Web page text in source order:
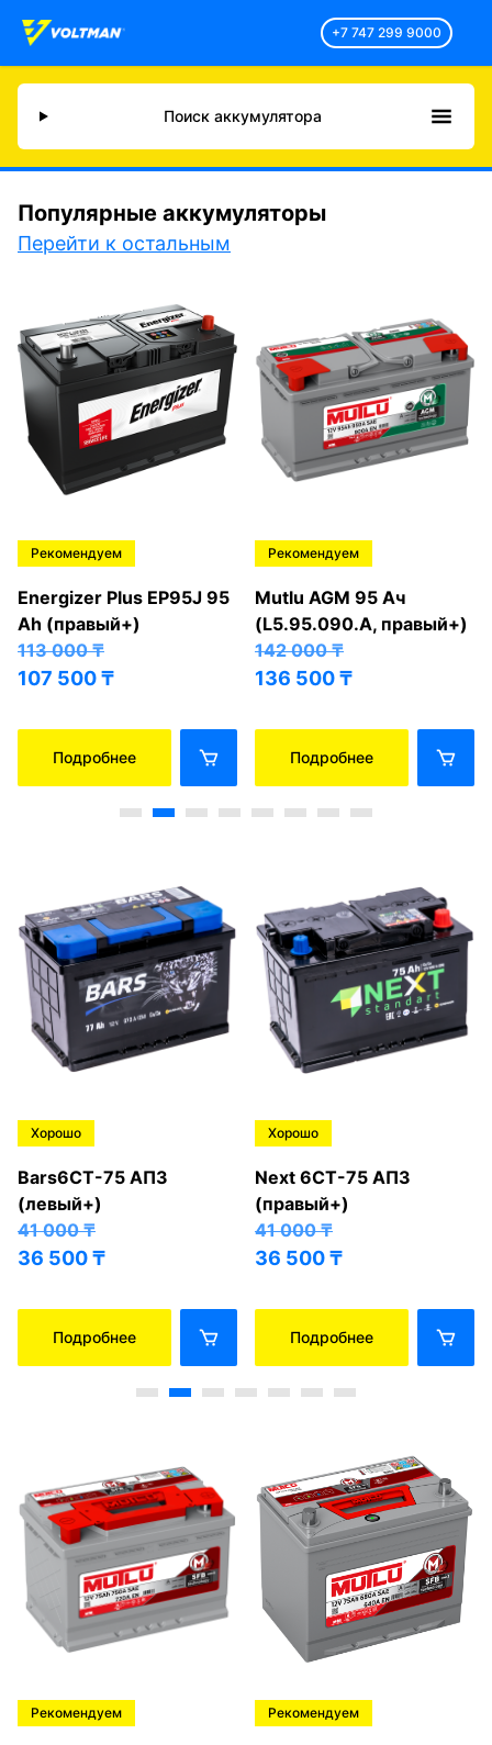
+7 747 299 9000
Поиск аккумулятора
Популярные аккумуляторы
Перейти к остальным
Рекомендуем
Energizer Plus EP95J 95
Ah (правый+)
113 000₸
107 500₸
Подробнее
Рекомендуем
Mutlu AGM 95 Ач
(L5.95.090.A, правый+)
142 000₸
136 500₸
Подробнее
Хорошо
Bars6СТ-75 АПЗ
(левый+)
41 000₸
36 500₸
Подробнее
Хорошо
Next 6СТ-75 АПЗ
(правый+)
41 000₸
36 500₸
Подробнее
Рекомендуем Рекомендуем